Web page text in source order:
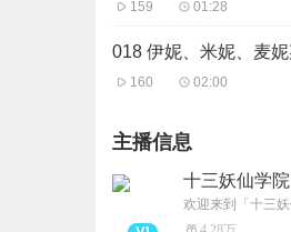
159 01:28
018 伊妮、米妮、麦
160 02:00
主播信息
十三妖仙学院